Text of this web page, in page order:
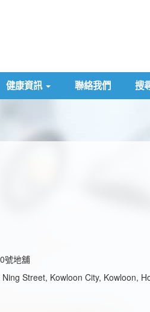
健康資訊 聯絡我們 搜
號地舖
Street, Kowloon City, Kowloon,